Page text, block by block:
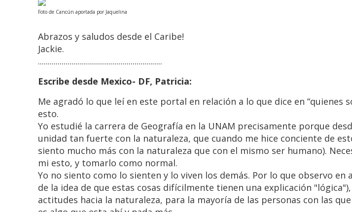
Foto de Cancún aportada por Jaquelina
Abrazos y saludos desde el Caribe!
Jackie.
...............................................................
Escribe desde Mexico- DF, Patricia:
Me agradó lo que leí en este portal en relación a lo que dice en “quienes
esto.
Yo estudié la carrera de Geografía en la UNAM precisamente porque
unidad tan fuerte con la naturaleza, que cuando me hice conciente de
siento mucho más con la naturaleza que con el mismo ser humano).
mi esto, y tomarlo como normal.
Yo no siento como lo sienten y lo viven los demás. Por lo que observo
de la idea de que estas cosas difícilmente tienen una explicación
actitudes hacia la naturaleza, para la mayoría de las personas con las